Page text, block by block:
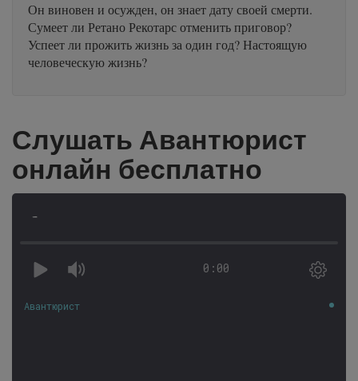
Он виновен и осужден, он знает дату своей смерти.
Сумеет ли Ретано Рекотарс отменить приговор?
Успеет ли прожить жизнь за один год? Настоящую
человеческую жизнь?
Слушать Авантюрист
онлайн бесплатно
-
0:00
Авантюрист